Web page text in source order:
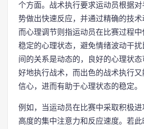
个方面。战术执行要求运动员根据
势做出快速反应，并通过精确的技术
而心理调节则指运动员在比赛过程中
稳定的心理状态，避免情绪波动干
间的关系是动态的，良好的心理状
好地执行战术，而出色的战术执行
信心，进而有助于心理状态的稳定。
例如，当运动员在比赛中采取积极
高度的集中注意力和反应速度。若